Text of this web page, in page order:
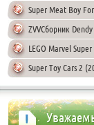
Super Meat Boy
ZVVСборник
LEGO Marvel
Super Toy Cars 2